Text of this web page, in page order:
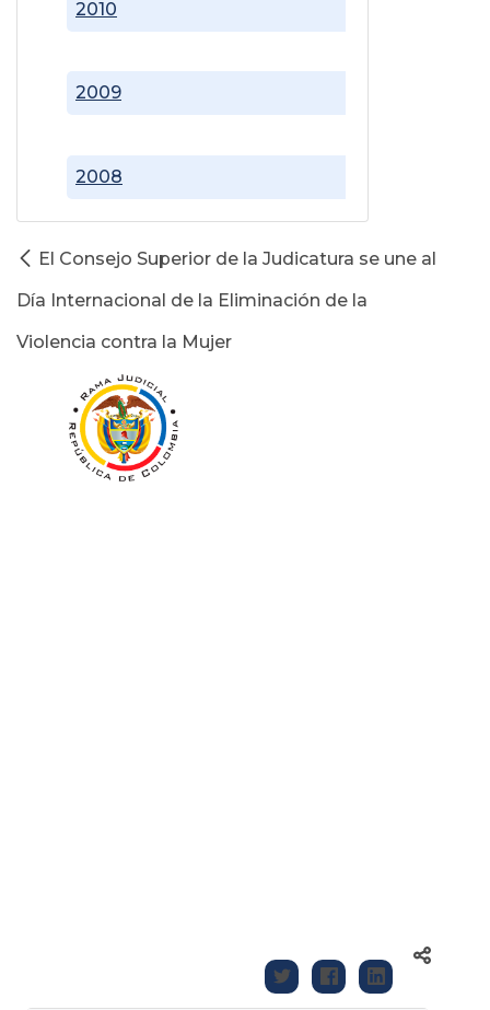
2008
2009
2010
El Consejo Superior de la Judicatura se une al
Día Internacional de la Eliminación de la
Violencia contra la Mujer